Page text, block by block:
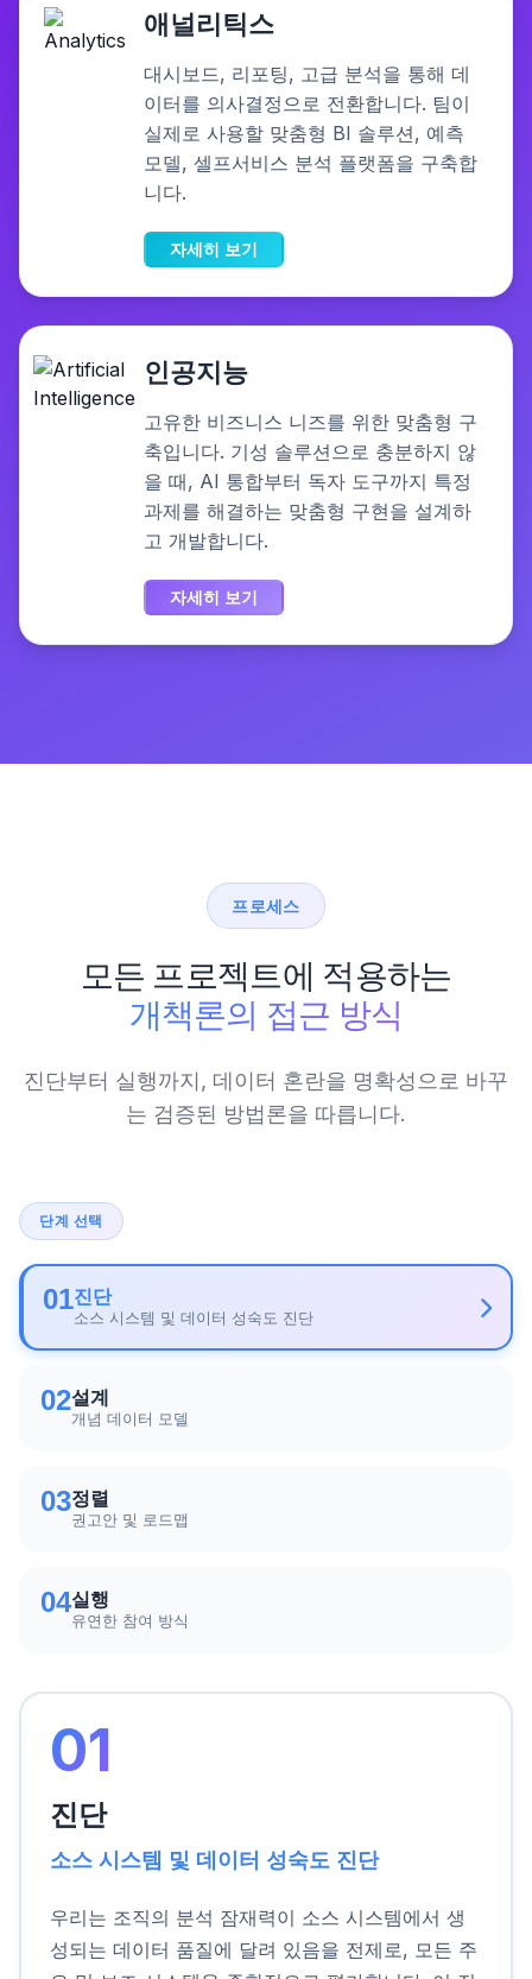
애널리틱스
대시보드, 리포팅, 고급 분석을 통해 데
이터를 의사결정으로 전환합니다. 팀이
실제로 사용할 맞춤형 BI 솔루션, 예측
모델, 셀프서비스 분석 플랫폼을 구축합
니다.
자세히 보기
인공지능
고유한 비즈니스 니즈를 위한 맞춤형 구
축입니다. 기성 솔루션으로 충분하지 않
을 때, AI 통합부터 독자 도구까지 특정
과제를 해결하는 맞춤형 구현을 설계하
고 개발합니다.
자세히 보기
프로세스
모든 프로젝트에 적용하는
개책론의 접근 방식
진단부터 실행까지, 데이터 혼란을 명확성으로 바꾸
는 검증된 방법론을 따릅니다.
단계 선택
01진단
소스 시스템 및 데이터 성숙도 진단
02설계
개념 데이터 모델
03정렬
권고안 및 로드맵
04실행
유연한 참여 방식
01
진단
소스 시스템 및 데이터 성숙도 진단
우리는 조직의 분석 잠재력이 소스 시스템에서 생
성되는 데이터 품질에 달려 있음을 전제로, 모든 주